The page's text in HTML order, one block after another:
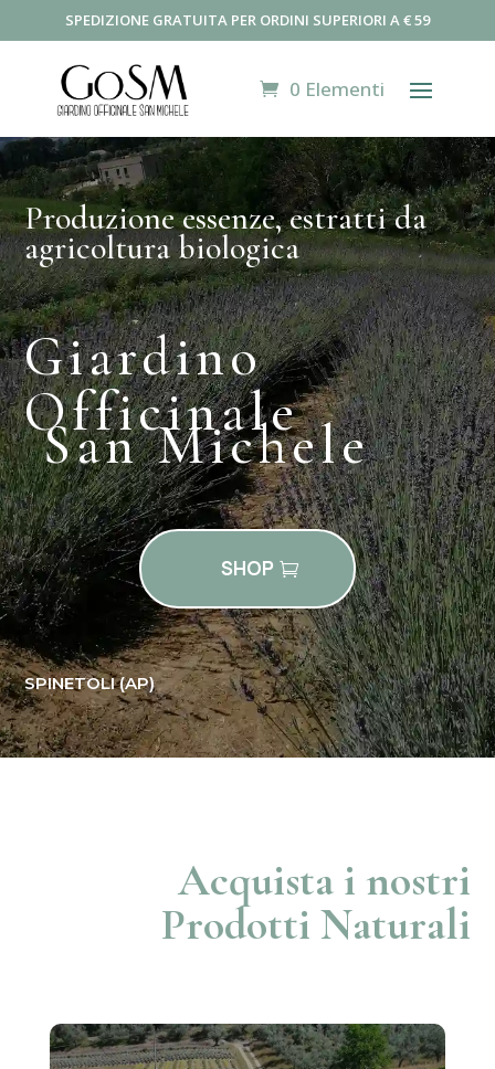
SPEDIZIONE GRATUITA PER ORDINI SUPERIORI A € 59
0 Elementi
Produzione essenze, estratti da
agricoltura biologica
Giardino
Officinale
San Michele
SHOP
SPINETOLI (AP)
Acquista i nostri
Prodotti Naturali